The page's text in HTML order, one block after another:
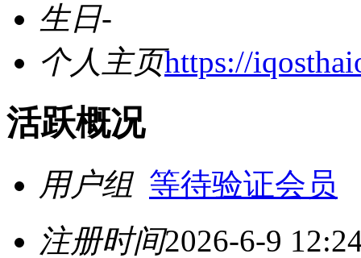
生日-
个人主页https://
活跃概况
用户组 等待验证会员
注册时间2026-6-9